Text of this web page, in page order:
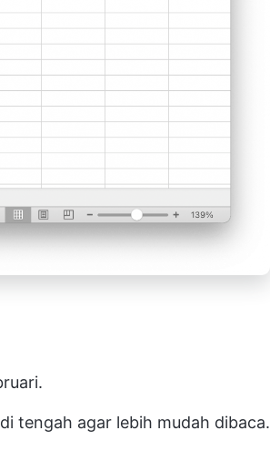
tengah agar lebih mudah dibaca.